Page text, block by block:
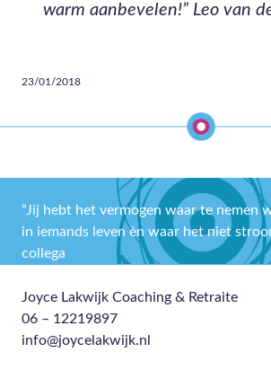
warm aanbevelen!” Leo van
23/01/2018
Realisatie
“Jij hebt het vermogen waar te nemen
in iemands leven èn waar het niet
collega
Joyce Lakwijk Coaching & Retraite
06 – 12219897
info@joycelakwijk.nl